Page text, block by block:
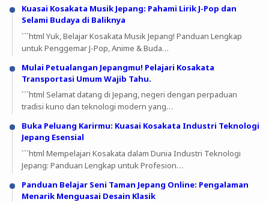
Kuasai Kosakata Musik Jepang: Pahami Lirik J-Pop dan
Selami Budaya di Baliknya
```html Yuk, Belajar Kosakata Musik Jepang! Panduan Lengkap
untuk Penggemar J-Pop, Anime & Buda…
Mulai Petualangan Jepangmu! Pelajari Kosakata
Transportasi Umum Wajib Tahu.
```html Selamat datang di Jepang, negeri dengan perpaduan
tradisi kuno dan teknologi modern yang…
Buka Peluang Karirmu: Kuasai Kosakata Industri Teknologi
Jepang Esensial
```html Mempelajari Kosakata dalam Dunia Industri Teknologi
Jepang: Panduan Lengkap untuk Profesion…
Panduan Belajar Seni Taman Jepang Online: Pengalaman
Menarik Menguasai Desain Klasik